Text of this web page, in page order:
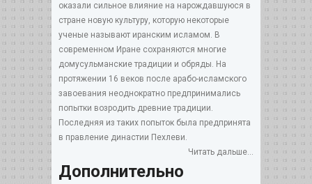
оказали сильное влияние на нарождавшуюся в
стране новую культуру, которую некоторые
ученые называют иранским исламом. В
современном Иране сохраняются многие
домусульманские традиции и обряды. На
протяжении 16 веков после арабо-исламского
завоевания неоднократно предпринимались
попытки возродить древние традиции.
Последняя из таких попыток была предпринята
в правление династии Пехлеви.
Читать дальше...
Дополнительно